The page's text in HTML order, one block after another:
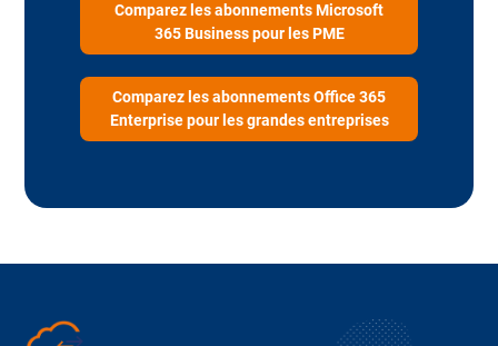
Comparez les abonnements Microsoft
365 Business pour les PME
Comparez les abonnements Office 365
Enterprise pour les grandes entreprises